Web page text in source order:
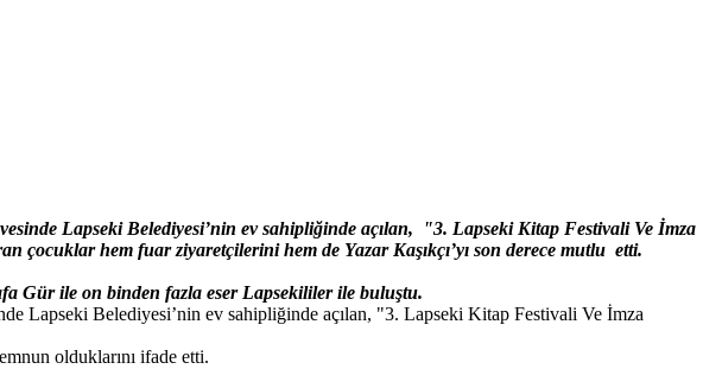
Lapseki Belediyesi’nin ev sahipliğinde açılan, "3. Lapseki Kitap Festivali Ve İmza
çocuklar hem fuar ziyaretçilerini hem de Yazar Kaşıkçı’yı son derece mutlu etti.
Gür ile on binden fazla eser Lapsekililer ile buluştu.
Lapseki Belediyesi’nin ev sahipliğinde açılan, "3. Lapseki Kitap Festivali Ve İmza
olduklarını ifade etti.